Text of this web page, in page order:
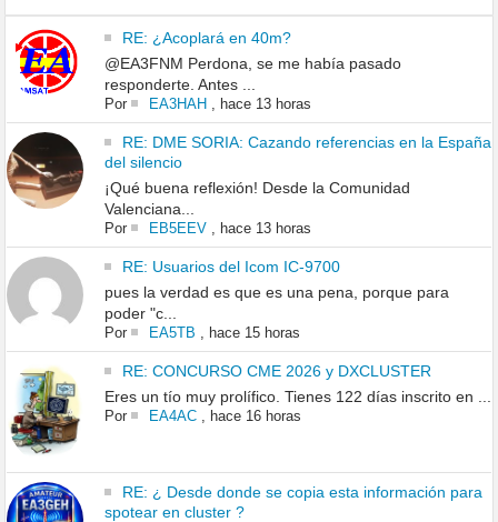
RE: ¿Acoplará en 40m?
@EA3FNM Perdona, se me había pasado
responderte. Antes ...
Por EA3HAH, hace 13 horas
RE: DME SORIA: Cazando referencias en la España
del silencio
¡Qué buena reflexión! Desde la Comunidad
Valenciana...
Por EB5EEV, hace 13 horas
RE: Usuarios del Icom IC-9700
pues la verdad es que es una pena, porque para
poder "c...
Por EA5TB hace 15 horas
RE: CONCURSO CME 2026 y DXCLUSTER
Eres un tío muy prolífico. Tienes 122 días inscrito en ...
Por EA4AC, hace 16 horas
RE: ¿ Desde donde se copia esta información para
spotear en cluster ?